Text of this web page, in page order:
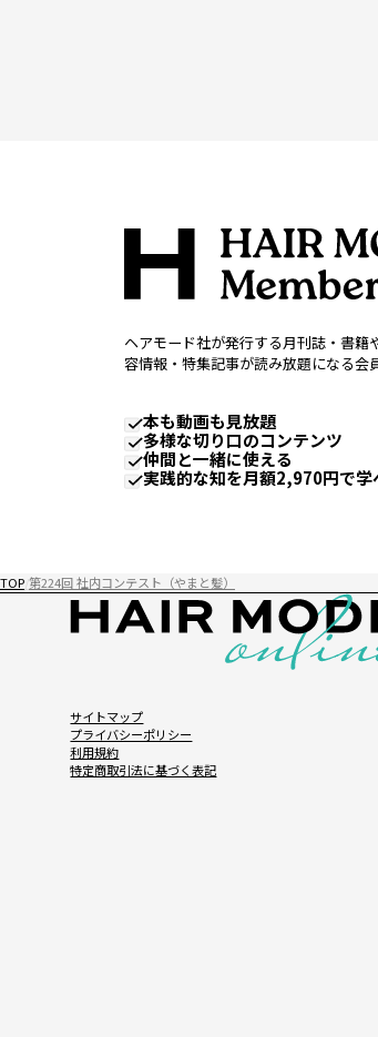
ヘアモード社が発行する月刊誌・書
容情報・特集記事が読み放題になる会
本も動画も見放題
多様な切り口のコンテンツ
仲間と一緒に使える
実践的な知を月額2,970円で学
TOP 第224回 社内コンテスト（やまと髪）
サイトマップ
プライバシーポリシー
利用規約
特定商取引法に基づく表記